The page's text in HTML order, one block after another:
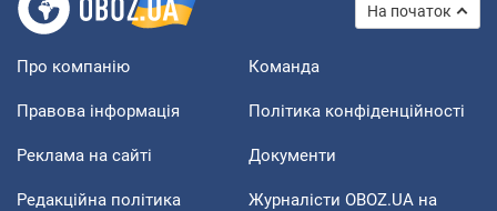
На початок
Про компанію Команда
Правова інформація Політика конфіденційності
Реклама на сайті Документи
Редакційна політика
Журналісти OBOZ.UA на